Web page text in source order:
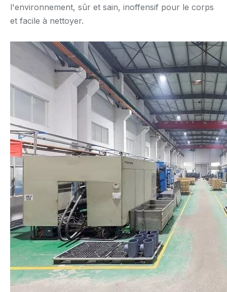
l'environnement, sûr et sain, inoffensif pour le corps
et facile à nettoyer.